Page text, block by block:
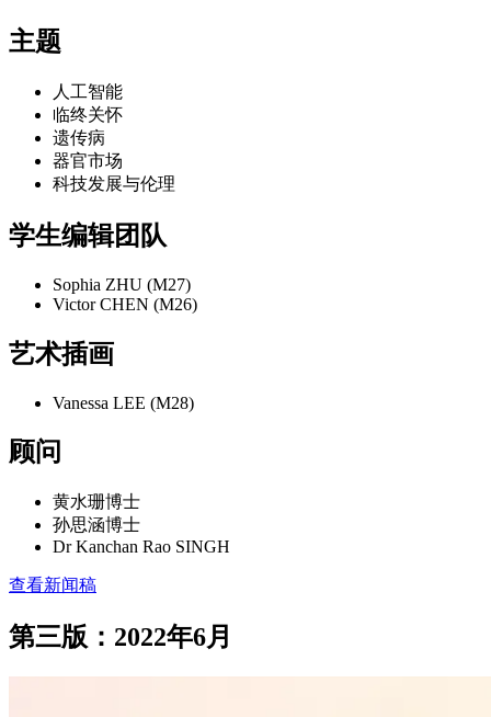
主题
人工智能
临终关怀
遗传病
器官市场
科技发展与伦理
学生编辑团队
Sophia ZHU (M27)
Victor CHEN (M26)
艺术插画
Vanessa LEE (M28)
顾问
黄水珊博士
孙思涵博士
Dr Kanchan Rao SINGH
查看新闻稿
第三版：2022年6月